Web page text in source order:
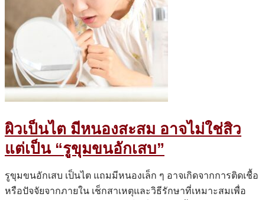
ผิวเป็นไต มีหนองสะสม อาจไม่ใช่สิว
แต่เป็น “รูขุมขนอักเสบ”
รูขุมขนอักเสบ เป็นไต แถมมีหนองเล็ก ๆ อาจเกิดจากการติดเชื้อ
หรือปัจจัยจากภายใน เช็กสาเหตุและวิธีรักษาที่เหมาะสมเพื่อ